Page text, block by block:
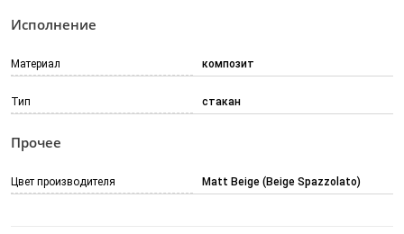
Исполнение
Материал композит
Тип стакан
Прочее
Цвет производителя Matt Beige (Beige Spazzolato)